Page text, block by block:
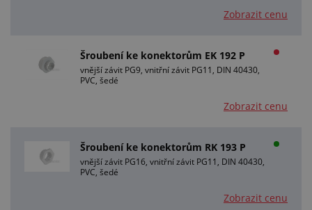
Zobrazit cenu
Šroubení ke konektorům EK 192 P
vnější závit PG9, vnitřní závit PG11, DIN 40430,
PVC, šedé
Zobrazit cenu
Šroubení ke konektorům RK 193 P
vnější závit PG16, vnitřní závit PG11, DIN 40430,
PVC, šedé
Zobrazit cenu